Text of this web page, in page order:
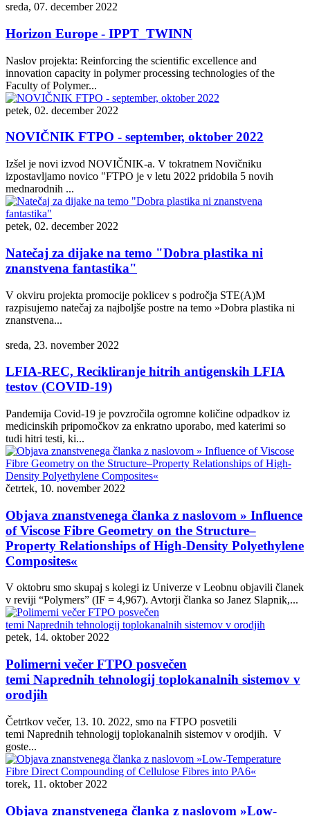
sreda, 07. december 2022
Horizon Europe - IPPT_TWINN
Naslov projekta: Reinforcing the scientific excellence and
innovation capacity in polymer processing technologies of the
Faculty of Polymer...
petek, 02. december 2022
NOVIČNIK FTPO - september, oktober 2022
Izšel je novi izvod NOVIČNIK-a. V tokratnem Novičniku
izpostavljamo novico "FTPO je v letu 2022 pridobila 5 novih
mednarodnih ...
petek, 02. december 2022
Natečaj za dijake na temo "Dobra plastika ni
znanstvena fantastika"
V okviru projekta promocije poklicev s področja STE(A)M
razpisujemo natečaj za najboljše postre na temo »Dobra plastika ni
znanstvena...
sreda, 23. november 2022
LFIA-REC, Recikliranje hitrih antigenskih LFIA
testov (COVID-19)
Pandemija Covid-19 je povzročila ogromne količine odpadkov iz
medicinskih pripomočkov za enkratno uporabo, med katerimi so
tudi hitri testi, ki...
četrtek, 10. november 2022
Objava znanstvenega članka z naslovom » Influence
of Viscose Fibre Geometry on the Structure–
Property Relationships of High-Density Polyethylene
Composites«
V oktobru smo skupaj s kolegi iz Univerze v Leobnu objavili članek
v reviji “Polymers” (IF = 4,967). Avtorji članka so Janez Slapnik,...
petek, 14. oktober 2022
Polimerni večer FTPO posvečen
temi Naprednih tehnologij toplokanalnih sistemov v
orodjih
Četrtkov večer, 13. 10. 2022, smo na FTPO posvetili
temi Naprednih tehnologij toplokanalnih sistemov v orodjih. V
goste...
torek, 11. oktober 2022
Objava znanstvenega članka z naslovom »Low-